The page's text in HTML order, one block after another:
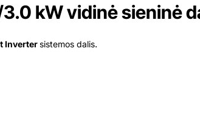
kW vidinė sieninė
Inverter sistemos dalis.